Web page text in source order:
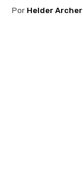
Por Helder Archer